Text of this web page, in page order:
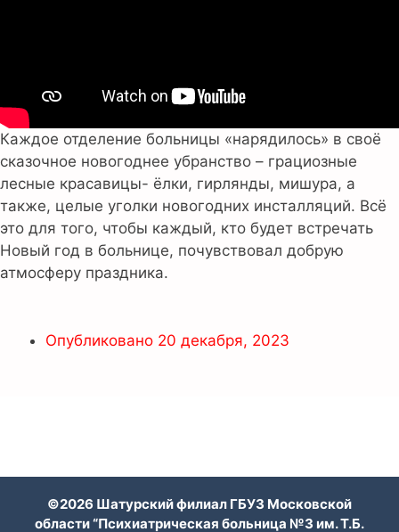
Каждое отделение больницы «нарядилось» в своё
сказочное новогоднее убранство – грациозные
лесные красавицы- ёлки, гирлянды, мишура, а
также, целые уголки новогодних инсталляций. Всё
это для того, чтобы каждый, кто будет встречать
Новый год в больнице, почувствовал добрую
атмосферу праздника.
Опубликовано 20 декабря, 2023
©2026 Шатурский филиал ГБУЗ Московской
области “Психиатрическая больница №3 им. Т.Б.